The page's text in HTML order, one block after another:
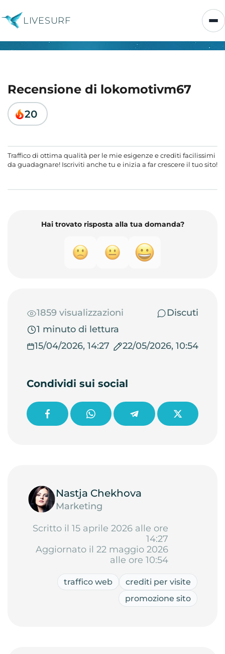
LIVESURF
Recensione di lokomotivm67
20
Traffico di ottima qualità per le mie esigenze e crediti facilissimi
da guadagnare! Iscriviti anche tu e inizia a far crescere il tuo sito!
Hai trovato risposta alla tua domanda?
1859 visualizzazioni
Discuti
1 minuto di lettura
15/04/2026, 14:27
22/05/2026, 10:54
Condividi sui social
Nastja Chekhova
Marketing
Scritto il 15 aprile 2026 alle ore
14:27
Aggiornato il 22 maggio 2026
alle ore 10:54
traffico web
crediti per visite
promozione sito